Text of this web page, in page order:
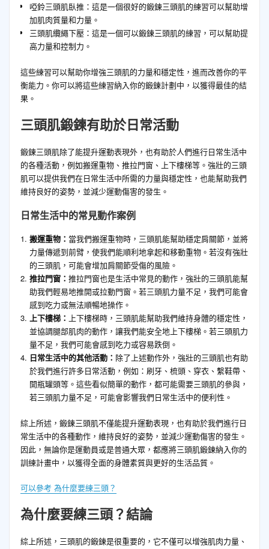
啞鈴三頭肌臥推：這是一個很好的鍛鍊三頭肌的練習可以幫助增
加肌肉質量和力量。
三頭肌纜繩下壓：這是一個可以鍛鍊三頭肌的練習，可以幫助提
高力量和控制力。
這些練習可以幫助你增強三頭肌的力量和穩定性，進而改善你的平
衡能力。你可以將這些練習納入你的鍛鍊計劃中，以獲得最佳的結
果。
三頭肌鍛鍊有助於日常活動
鍛鍊三頭肌除了能提升運動表現外，也有助於人們進行日常生活中
的各種活動，例如搬運重物、推拉門窗、上下樓梯等。強壯的三頭
肌可以提供我們在日常生活中所需的力量與穩定性，也能幫助我們
維持良好的姿勢，並減少運動傷害的發生。
日常生活中的常見動作案例
搬運重物： 當我們搬運重物時，三頭肌能幫助穩定肩關節，並將
力量傳遞到前臂，使我們能順利地拿起和移動重物。若沒有強壯
的三頭肌，可能會增加肩關節受傷的風險。
推拉門窗： 推拉門窗也是生活中常見的動作，強壯的三頭肌能幫
助我們輕易地推開或拉動門窗。若三頭肌力量不足，我們可能會
感到吃力或無法順暢地操作。
上下樓梯： 上下樓梯時，三頭肌能幫助我們維持身體的穩定性，
並協調腿部肌肉的動作，讓我們能安全地上下樓梯。若三頭肌力
量不足，我們可能會感到吃力或容易跌倒。
日常生活中的其他活動： 除了上述動作外，強壯的三頭肌也有助
於我們進行許多日常活動，例如：刷牙、梳頭、穿衣、繫鞋帶、
開瓶罐頭等。這些看似簡單的動作，都可能需要三頭肌的參與，
若三頭肌力量不足，可能會影響我們日常生活中的便利性。
綜上所述，鍛鍊三頭肌不僅能提升運動表現，也有助於我們進行日
常生活中的各種動作，維持良好的姿勢，並減少運動傷害的發生。
因此，無論你是運動員或是普通大眾，都應將三頭肌鍛鍊納入你的
訓練計畫中，以獲得全面的身體素質與更好的生活品質。
可以參考 為什麼要練三頭？
為什麼要練三頭？結論
綜上所述，三頭肌的鍛鍊是很重要的，它不僅可以增強肌肉力量、